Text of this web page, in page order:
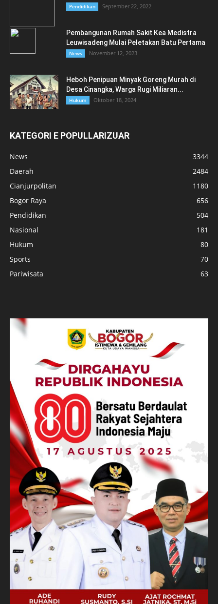
Pendidikan September 22, 2022
Pembangunan Rumah Sakit Kea Medistra
Leuwisadeng Mulai Peletakan Batu Pertama
News November 12, 2023
Heboh Penipuan Minyak Goreng Murah di
Desa Cinangka, Warga Rugi Miliaran...
Hukum Oktober 18, 2024
KATEGORI E POPULLARIZUAR
News
3344
Daerah
2484
Cianjurpolitan
1180
Bogor Raya
656
Pendidikan
504
Nasional
181
Hukum
80
Sports
70
Pariwisata
63